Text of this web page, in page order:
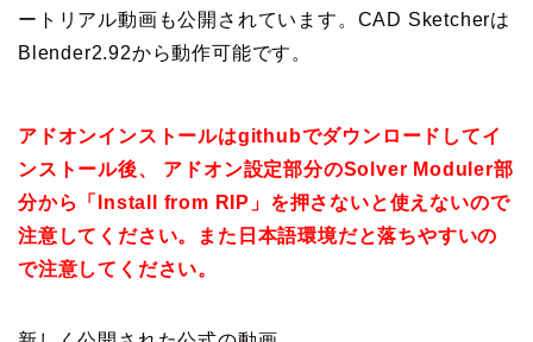
ートリアル動画も公開されています。CAD Sketcherは
Blender2.92から動作可能です。
アドオンインストールはgithubでダウンロードしてイ
ンストール後、 アドオン設定部分のSolver Moduler部
分から「Install from RIP」を押さないと使えないので
注意してください。また日本語環境だと落ちやすいの
で注意してください。